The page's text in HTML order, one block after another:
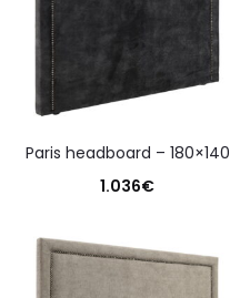
paris headboard – 180×140
1.036€